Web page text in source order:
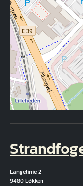
Langelinie 2
9480 Løkken